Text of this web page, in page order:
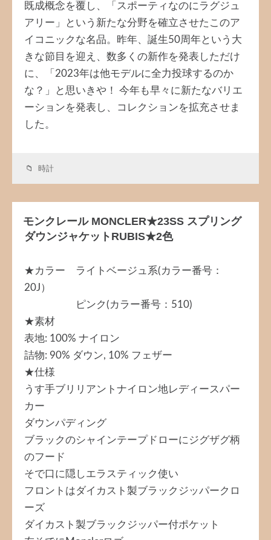
既成概念を覆し、「スポーティなのにラグジュ
アリー」という新たな分野を確立させたこのア
イコニックな名品。昨年、誕生50周年という大
きな節目を迎え、数多くの新作を発表しただけ
に、「2023年は他モデルに全力投球するのか
な？」と思いきや！ 今年も早々に新たなバリエ
ーションを発表し、コレクションを拡充させま
した。
時計
モンクレール MONCLER★23SS スプリング
ダウンジャケットRUBIS★2色
★カラー ライトベージュ系(カラー番号：
20J）
ピンク(カラー番号：510)
★素材
表地: 100% ナイロン
詰物: 90% ダウン, 10% フェザー
★仕様
うす手ブリリアントナイロン地レディースパー
カー
ダウンパディング
ブラックのシャインテープドローにジグザグ柄
のフード
そで口に隠しエラスティック使い
フロントはダイカスト製ブラックジッパークロ
ーズ
ダイカスト製ブラックジッパー付ポケット